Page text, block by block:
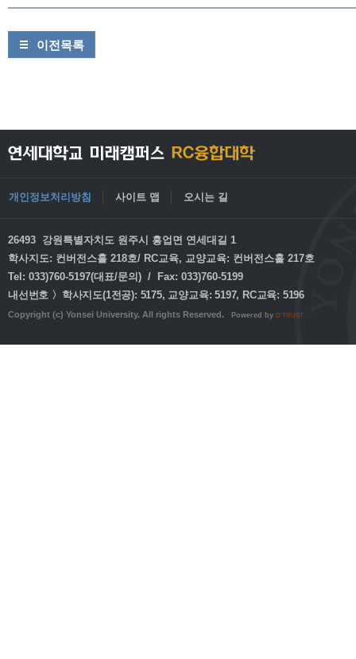
이전목록
개인정보처리방침 사이트 맵 오시는 길
26493 강원특별자치도 원주시 흥업면 연세대길 1
학사지도: 컨버전스홀 218호/ RC교육, 교양교육: 컨버전스홀 217호
Tel: 033)760-5197(대표/문의) / Fax: 033)760-5199
내선번호 〉학사지도(1전공): 5175, 교양교육: 5197, RC교육: 5196
Copyright (c) Yonsei University. All rights Reserved. Powered by D'TRUST